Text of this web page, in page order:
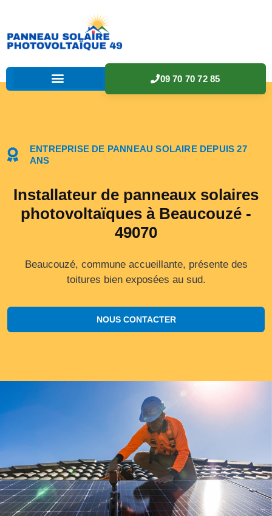
09 70 70 72 85
ENTREPRISE DE PANNEAU SOLAIRE DEPUIS 27
ANS
Installateur de panneaux solaires
photovoltaïques à Beaucouzé -
49070
Beaucouzé, commune accueillante, présente des
toitures bien exposées au sud.
NOUS CONTACTER